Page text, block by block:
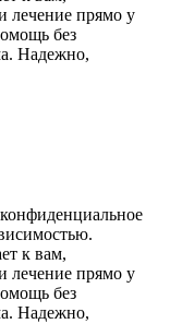
лечение прямо у
без
Надежно,
к вам,
лечение прямо у
без
Надежно,